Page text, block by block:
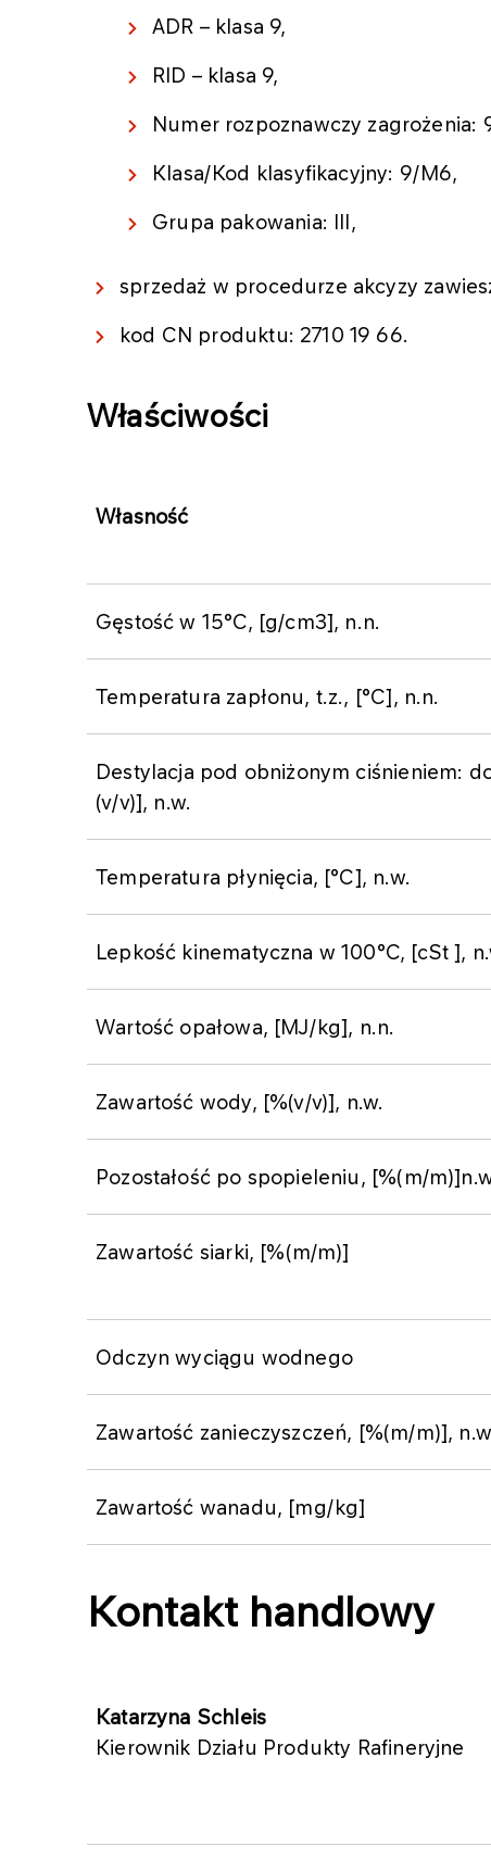
ADR – klasa 9,
RID – klasa 9,
Numer rozpoznawczy zagrożenia:
Klasa/Kod klasyfikacyjny: 9/M6,
Grupa pakowania: III,
sprzedaż w procedurze akcyzy
kod CN produktu: 2710 19 66.
Właściwości
​Własność
Gęstość w 15°C, [g/cm3], n.n.​
​Temperatura zapłonu, t.z., [°C], n.n.
​Destylacja pod obniżonym ciśnieniem:
(v/v)], n.w.
​Temperatura płynięcia, [°C], n.w.
​Lepkość kinematyczna w 100°C, [cSt ],
​Wartość opałowa, [MJ/kg], n.n.
​Zawartość wody, [%(v/v)], n.w.
​Pozostałość po spopieleniu, [%(m/
​Zawartość siarki, [%(m/m)]
​Odczyn wyciągu wodnego
Zawartość zanieczyszczeń, [%(m/m)],
​Zawartość wanadu, [mg/kg]
Kontakt handlowy
Katarzyna Schleis
Kierownik Działu Produkty Rafineryjne